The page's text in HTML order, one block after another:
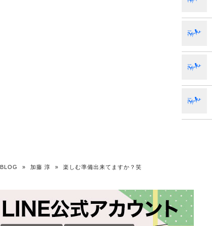
BLOG » 加藤 淳 » 楽しむ準備出来てますか？笑